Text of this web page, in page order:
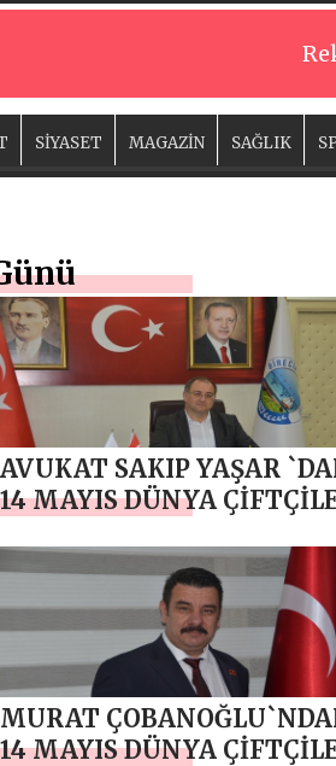
SİYASET MAGAZİN SAĞLIK
AVUKAT SAKIP YAŞAR
14 MAYIS DÜNYA
MURAT
14 MAYIS DÜNYA